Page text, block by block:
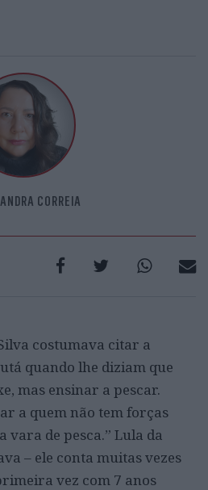
CORREIA
costumava citar a
quando lhe diziam que
mas ensinar a pescar.
a quem não tem forças
vara de pesca.” Lula da
– ele conta muitas vezes
vez com 7 anos